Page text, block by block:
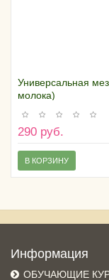
Универсальная
молока)
290 руб.
В КОРЗИНУ
Информация
ОБУЧАЮЩИЕ